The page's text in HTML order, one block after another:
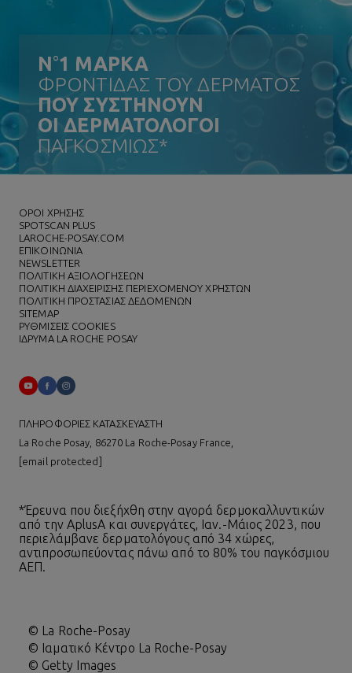
N°1 ΜΑΡΚΑ
ΦΡΟΝΤΙΔΑΣ ΤΟΥ ΔΕΡΜΑΤΟΣ
ΠΟΥ ΣΥΣΤΗΝΟΥΝ
ΟΙ ΔΕΡΜΑΤΟΛΟΓΟΙ
ΠΑΓΚΟΣΜΙΩΣ*
ΌΡΟΙ ΧΡΗΣΗΣ
SPOTSCAN PLUS
LAROCHE-POSAY.COM
ΕΠΙΚΟΙΝΩΝΙΑ
NEWSLETTER
ΠΟΛΙΤΙΚΗ ΑΞΙΟΛΟΓΗΣΕΩΝ
ΠΟΛΙΤΙΚΗ ΔΙΑΧΕΙΡΙΣΗΣ ΠΕΡΙΕΧΟΜΕΝΟΥ ΧΡΗΣΤΩΝ
ΠΟΛΙΤΙΚΗ ΠΡΟΣΤΑΣΙΑΣ ΔΕΔΟΜΕΝΩΝ
SITEMAP
ΡΥΘΜΙΣΕΙΣ COOKIES
ΙΔΡΥΜΑ LA ROCHE POSAY
ΠΛΗΡΟΦΟΡΙΕΣ ΚΑΤΑΣΚΕΥΑΣΤΗ
La Roche Posay, 86270 La Roche-Posay France,
[email protected]
*Έρευνα που διεξήχθη στην αγορά δερμοκαλλυντικών
από την AplusA και συνεργάτες, Ιαν.-Μάιος 2023, που
περιελάμβανε δερματολόγους από 34 χώρες,
αντιπροσωπεύοντας πάνω από το 80% του παγκόσμιου
ΑΕΠ.
© La Roche-Posay
© Ιαματικό Κέντρο La Roche-Posay
© Getty Images